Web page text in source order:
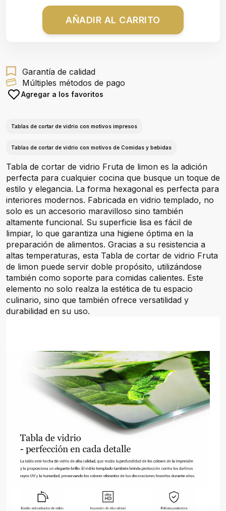
AÑADIR AL CARRITO
Garantía de calidad
Múltiples métodos de pago
Agregar a los favoritos
Tablas de cortar de vidrio con motivos impresos
Tablas de cortar de vidrio con motivos de Comidas y bebidas
Tabla de cortar de vidrio Fruta de limon es la adición
perfecta para cualquier cocina que busque un toque de
estilo y elegancia. La forma hexagonal es perfecta para
interiores modernos. Fabricada en vidrio templado, no
solo es un accesorio maravilloso sino también
altamente funcional. Su superficie lisa es fácil de
limpiar, lo que garantiza una higiene óptima en la
preparación de alimentos. Gracias a su resistencia a
altas temperaturas, esta Tabla de cortar de vidrio Fruta
de limon puede servir doble propósito, utilizándose
también como soporte para comidas calientes. Este
elemento no solo realza la estética de tu espacio
culinario, sino que también ofrece versatilidad y
durabilidad en su uso.